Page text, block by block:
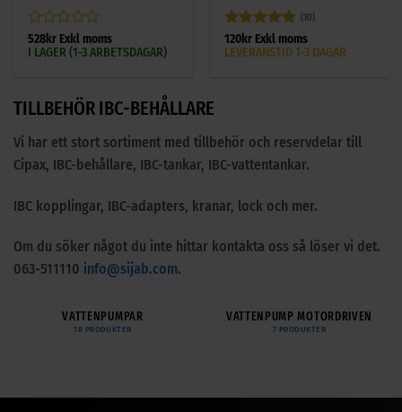
Betygsatt
0
528kr Exkl moms
I LAGER (1-3 ARBETSDAGAR)
Betygsatt5
av 5
(10)
120kr Exkl moms
LEVERANSTID 1-3 DAGAR
TILLBEHÖR IBC-BEHÅLLARE
Vi har ett stort sortiment med tillbehör och reservdelar till
Cipax, IBC-behållare, IBC-tankar, IBC-vattentankar.
IBC kopplingar, IBC-adapters, kranar, lock och mer.
Om du söker något du inte hittar kontakta oss så löser vi det.
063-511110 info@sijab.com.
VATTENPUMPAR
18 PRODUKTER
VATTENPUMP MOTORDRIVEN
7 PRODUKTER